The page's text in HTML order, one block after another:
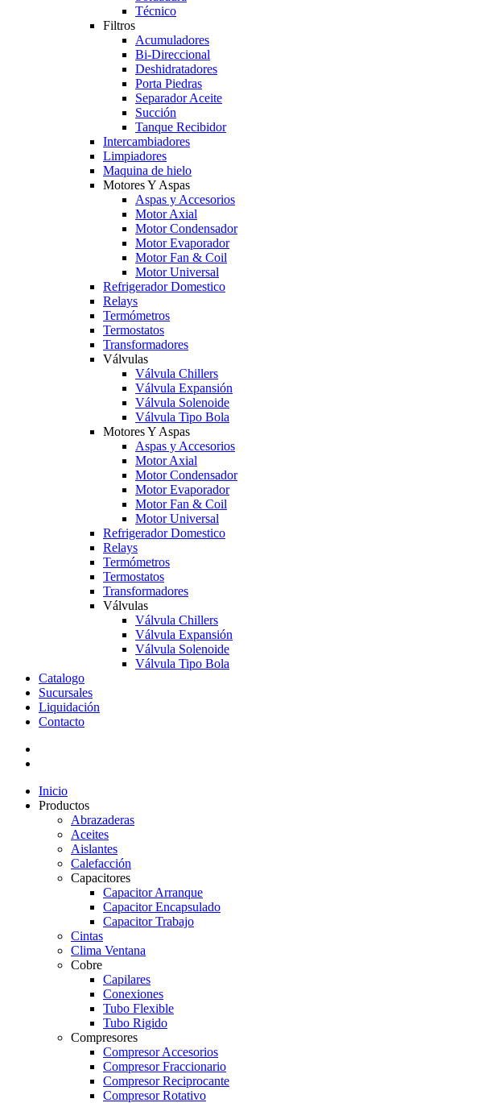
Técnico
Filtros
Acumuladores
Bi-Direccional
Deshidratadores
Porta Piedras
Separador Aceite
Succión
Tanque Recibidor
Intercambiadores
Limpiadores
Maquina de hielo
Motores Y Aspas
Aspas y Accesorios
Motor Axial
Motor Condensador
Motor Evaporador
Motor Fan & Coil
Motor Universal
Refrigerador Domestico
Relays
Termómetros
Termostatos
Transformadores
Válvulas
Válvula Chillers
Válvula Expansión
Válvula Solenoide
Válvula Tipo Bola
Motores Y Aspas
Aspas y Accesorios
Motor Axial
Motor Condensador
Motor Evaporador
Motor Fan & Coil
Motor Universal
Refrigerador Domestico
Relays
Termómetros
Termostatos
Transformadores
Válvulas
Válvula Chillers
Válvula Expansión
Válvula Solenoide
Válvula Tipo Bola
Catalogo
Sucursales
Liquidación
Contacto
Inicio
Productos
Abrazaderas
Aceites
Aislantes
Calefacción
Capacitores
Capacitor Arranque
Capacitor Encapsulado
Capacitor Trabajo
Cintas
Clima Ventana
Cobre
Capilares
Conexiones
Tubo Flexible
Tubo Rigido
Compresores
Compresor Accesorios
Compresor Fraccionario
Compresor Reciprocante
Compresor Rotativo